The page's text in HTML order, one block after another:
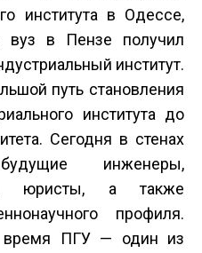
института в Одессе,
вуз в Пензе получил
институт.
путь становления
института до
Сегодня в стенах
инженеры,
юристы, а также
профиля.
время ПГУ — один из